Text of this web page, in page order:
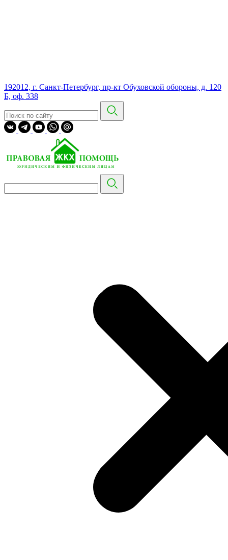
192012, г. Санкт-Петербург, пр-кт Обуховской обороны, д. 120
Б, оф. 338